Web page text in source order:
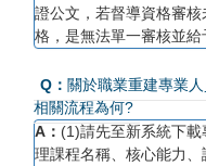
證公文，若督導資格審
格，是無法單一審核並
Q： 關於職業重建專業
相關流程為何?
A： (1)請先至新系統下
理課程名稱、核心能力